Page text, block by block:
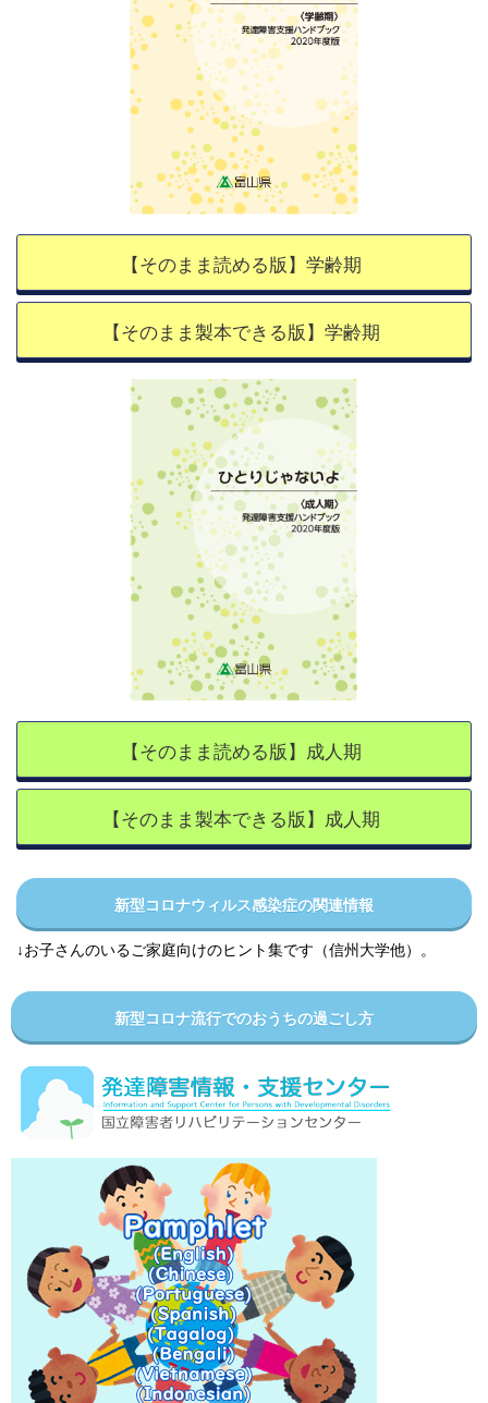
【そのまま読める版】学齢期
【そのまま製本できる版】学齢期
【そのまま読める版】成人期
【そのまま製本できる版】成人期
新型コロナウィルス感染症の関連情報
↓お子さんのいるご家庭向けのヒント集です（信州大学他）。
新型コロナ流行でのおうちの過ごし方